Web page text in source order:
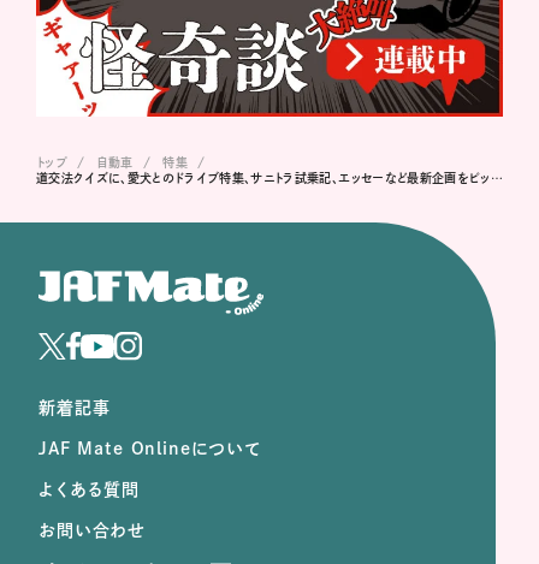
トップ 自動車
特集
道交法クイズに、愛犬とのドライブ特集、サニトラ試乗記、エッセーなど最新企画をピックアップ！
新着記事
JAF Mate Onlineについて
よくある質問
お問い合わせ